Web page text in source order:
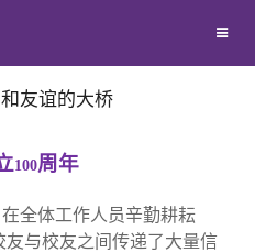
作通讯》
友谊的大桥
100周年
全体工作人员辛勤耕耘
与校友之间传递了大量信